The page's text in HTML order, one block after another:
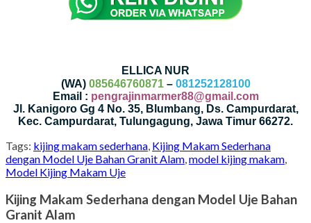
ELLICA NUR
(WA) 085646760871– 081252128100
Email : pengrajinmarmer88@gmail.com
Jl. Kanigoro Gg 4 No. 35, Blumbang, Ds. Campurdarat,
Kec. Campurdarat, Tulungagung, Jawa Timur 66272.
Tags: kijing makam sederhana, Kijing Makam Sederhana
dengan Model Uje Bahan Granit Alam,model kijing makam,
Model Kijing Makam Uje
Kijing Makam Sederhana dengan Model Uje Bahan
Granit Alam